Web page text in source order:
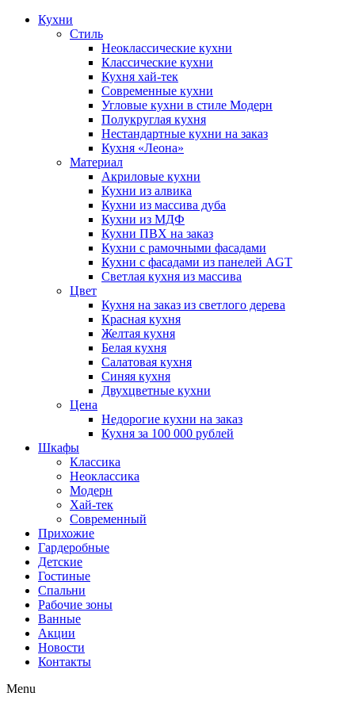
Кухни
Стиль
Неоклассические кухни
Классические кухни
Кухня хай-тек
Современные кухни
Угловые кухни в стиле Модерн
Полукруглая кухня
Нестандартные кухни на заказ
Кухня «Леона»
Материал
Акриловые кухни
Кухни из алвика
Кухни из массива дуба
Кухни из МДФ
Кухни ПВХ на заказ
Кухни с рамочными фасадами
Кухни с фасадами из панелей AGT
Светлая кухня из массива
Цвет
Кухня на заказ из светлого дерева
Красная кухня
Желтая кухня
Белая кухня
Салатовая кухня
Синяя кухня
Двухцветные кухни
Цена
Недорогие кухни на заказ
Кухня за 100 000 рублей
Шкафы
Классика
Неоклассика
Модерн
Хай-тек
Современный
Прихожие
Гардеробные
Детские
Гостиные
Спальни
Рабочие зоны
Ванные
Акции
Новости
Контакты
Menu